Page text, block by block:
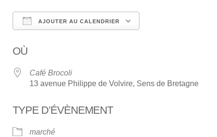
AJOUTER AU CALENDRIER
OÙ
Café Brocoli
13 avenue Philippe de Volvire, Sens de Bretagne
TYPE D’ÉVÈNEMENT
marché